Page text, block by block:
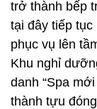
trở thành bếp
tại đây tiếp
phục vụ lên
Khu nghỉ
danh “Spa
thành tựu